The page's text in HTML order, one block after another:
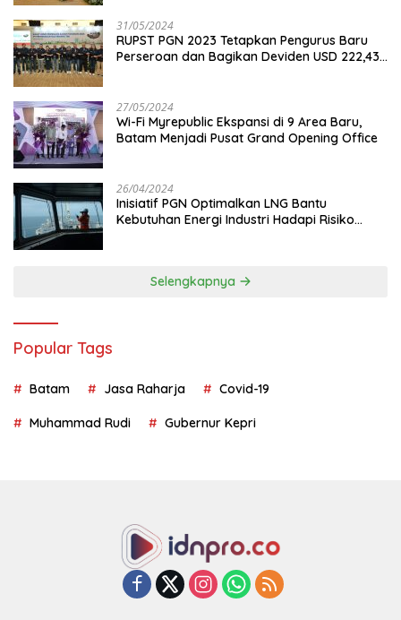
31/05/2024
RUPST PGN 2023 Tetapkan Pengurus Baru
Perseroan dan Bagikan Deviden USD 222,43
27/05/2024
Wi-Fi Myrepublic Ekspansi di 9 Area Baru,
Batam Menjadi Pusat Grand Opening Office
26/04/2024
Inisiatif PGN Optimalkan LNG Bantu
Kebutuhan Energi Industri Hadapi Risiko
Selengkapnya
Popular Tags
Batam Jasa Raharja Covid-19
Muhammad Rudi Gubernur Kepri